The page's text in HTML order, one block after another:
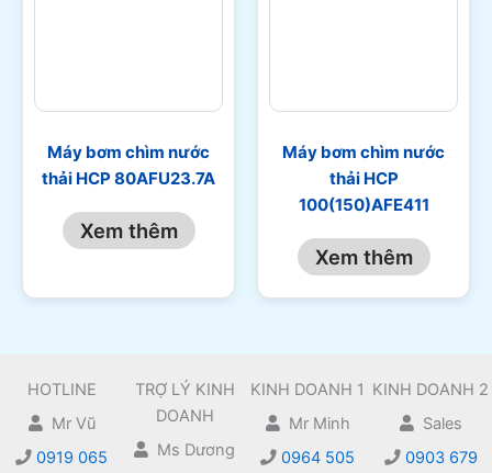
Máy bơm chìm nước
thải HCP 80AFU23.7A
Xem thêm
Máy bơm chìm nước
thải HCP
100(150)AFE411
Xem thêm
HOTLINE
Mr Vũ
0919 065
TRỢ LÝ KINH
DOANH
Ms Dương
KINH DOANH 1
Mr Minh
0964 505
KINH DOANH 2
Sales
0903 679